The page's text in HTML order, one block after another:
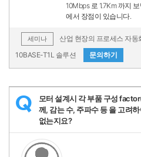
10Mbps 로 1.7Km 까지
에서 장점이 있습니다.
세미나
산업 현장의 프로세스 자
10BASE-T1L 솔루션
문의하기
Q
모터 설계시 각 부품 구성
께, 감는 수, 주파수 등 을 고려
없는지요?